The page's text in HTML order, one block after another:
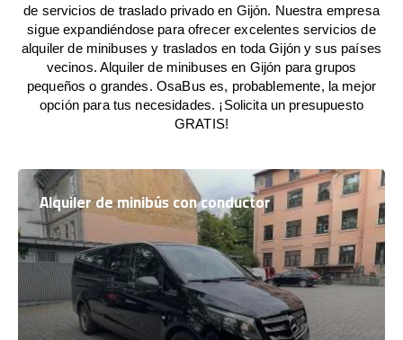
de servicios de traslado privado en Gijón. Nuestra empresa
sigue expandiéndose para ofrecer excelentes servicios de
alquiler de minibuses y traslados en toda Gijón y sus países
vecinos. Alquiler de minibuses en Gijón para grupos
pequeños o grandes. OsaBus es, probablemente, la mejor
opción para tus necesidades. ¡Solicita un presupuesto
GRATIS!
Alquiler de minibús con conductor